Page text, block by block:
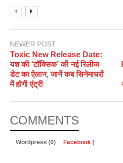
NEWER POST
Toxic New Release Date:
यश की ‘टॉक्सिक’ की नई रिलीज
डेट का ऐलान, जानें कब सिनेमाघरों
में होगी एंट्री
COMMENTS
Wordpress (0) Facebook (